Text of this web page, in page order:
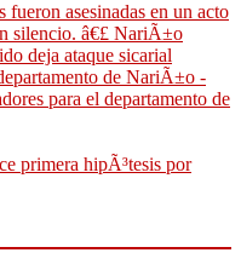
fueron asesinadas en un acto
silencio. â€£ NariÃ±o
deja ataque sicarial
de NariÃ±o -
para el departamento de
primera hipÃ³tesis por